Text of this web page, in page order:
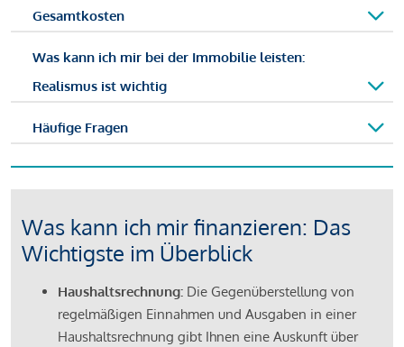
Gesamtkosten
Was kann ich mir bei der Immobilie leisten:
Realismus ist wichtig
Häufige Fragen
Was kann ich mir finanzieren: Das
Wichtigste im Überblick
Haushaltsrechnung: Die Gegenüberstellung von
regelmäßigen Einnahmen und Ausgaben in einer
Haushaltsrechnung gibt Ihnen eine Auskunft über